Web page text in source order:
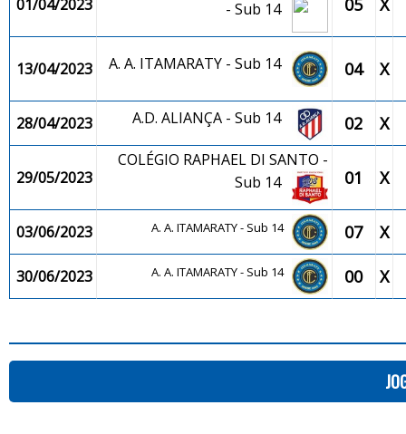
01/04/2023 - Sub 14 05 X
13/04/2023 A. A. ITAMARATY - Sub 14 04 X
28/04/2023 A.D. ALIANÇA - Sub 14 02 X
29/05/2023
COLÉGIO RAPHAEL DI SANTO -
Sub 14
01 X
03/06/2023 A. A. ITAMARATY - Sub 14 07 X
30/06/2023 A. A. ITAMARATY - Sub 14 00 X